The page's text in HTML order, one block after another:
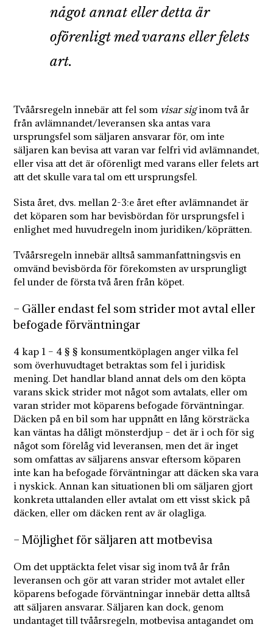
något annat eller detta är
oförenligt med varans eller felets
art.
Tvåårsregeln innebär att fel som visar siginom två år
från avlämnandet/leveransen ska antas vara
ursprungsfel som säljaren ansvarar för, om inte
säljaren kan bevisa att varan var felfri vid avlämnandet,
eller visa att det är oförenligt med varans eller felets art
att det skulle vara tal om ett ursprungsfel.
Sista året, dvs. mellan 2-3:e året efter avlämnandet är
det köparen som har bevisbördan för ursprungsfel i
enlighet med huvudregeln inom juridiken/köprätten.
Tvåårsregeln innebär alltså sammanfattningsvis en
omvänd bevisbörda för förekomsten av ursprungligt
fel under de första två åren från köpet.
– Gäller endast fel som strider mot avtal eller
befogade förväntningar
4 kap 1 – 4 § § konsumentköplagen anger vilka fel
som överhuvudtaget betraktas som fel i juridisk
mening. Det handlar bland annat dels om den köpta
varans skick strider mot något som avtalats, eller om
varan strider mot köparens befogade förväntningar.
Däcken på en bil som har uppnått en lång körsträcka
kan väntas ha dåligt mönsterdjup – det är i och för sig
något som förelåg vid leveransen, men det är inget
som omfattas av säljarens ansvar eftersom köparen
inte kan ha befogade förväntningar att däcken ska vara
i nyskick. Annan kan situationen bli om säljaren gjort
konkreta uttalanden eller avtalat om ett visst skick på
däcken, eller om däcken rent av är olagliga.
– Möjlighet för säljaren att motbevisa
Om det upptäckta felet visar sig inom två år från
leveransen och gör att varan strider mot avtalet eller
köparens befogade förväntningar innebär detta alltså
att säljaren ansvarar. Säljaren kan dock, genom
undantaget till tvåårsregeln, motbevisa antagandet om